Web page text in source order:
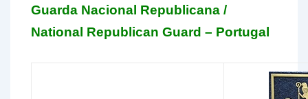
Guarda Nacional Republicana /
National Republican Guard – Portugal